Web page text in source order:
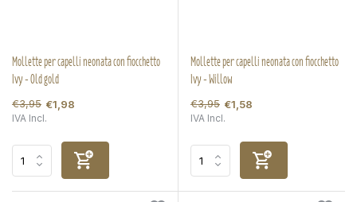
Mollette per capelli neonata con fiocchetto
Ivy - Old gold
€3,95 €1,98
IVA Incl.
Mollette per capelli neonata con fiocchetto
Ivy - Willow
€3,95 €1,58
IVA Incl.